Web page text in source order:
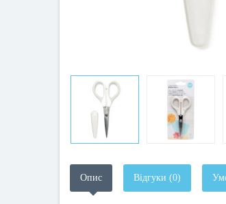
Опис Відгуки (0)